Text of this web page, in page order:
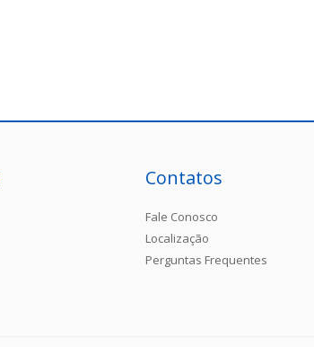
Contatos
Fale Conosco
Localização
Perguntas Frequentes